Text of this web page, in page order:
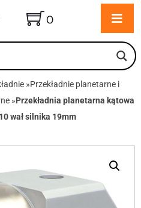
0
»Przekładnie planetarne i
»Przekładnia planetarna kątowa
wał silnika 19mm